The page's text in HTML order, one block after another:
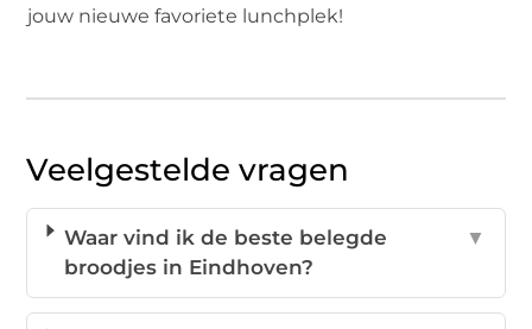
jouw nieuwe favoriete lunchplek!
Veelgestelde vragen
Waar vind ik de beste belegde
broodjes in Eindhoven?
▼